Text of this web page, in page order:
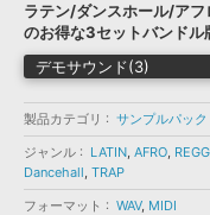
サンプルパック »
ソフトウェア／ツー
DAW »
特集 »
ニュースレター »
SONICWIREブログ »
製品サポート情報 »
DTMガイド »
FAQ »
ソフト音源 プラ
ソフトウェア／ツー
フォーマット
ラテン/ダンスホール/アフ
のお得な3セットバンドル
デモサウンド(3)
製品カテゴリ
サンプルパック
ジャンル
LATIN, AFRO,
Dancehall, TRAP
フォーマット
WAV, MIDI